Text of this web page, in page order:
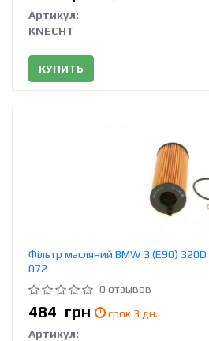
Артикул:
KNECHT
КУПИТЬ
Фільтр масляний BMW 3 (E90) 320D
072
0 отзывов
484 грн
срок 3 дн.
Артикул: